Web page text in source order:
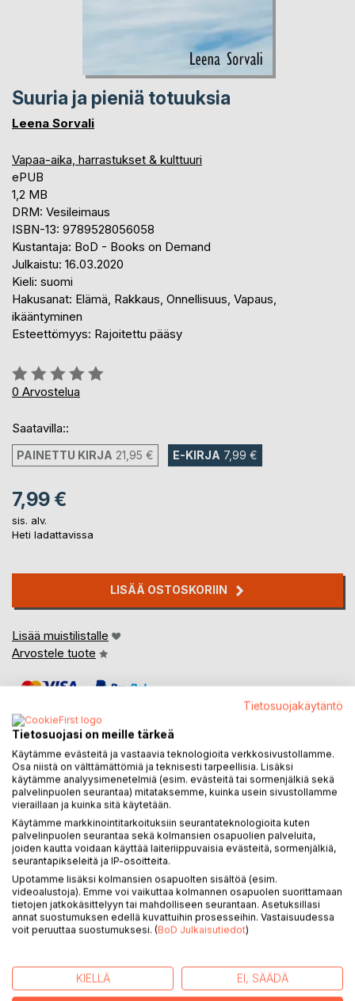
Suuria ja pieniä totuuksia
Leena Sorvali
Vapaa-aika, harrastukset & kulttuuri
ePUB
1,2 MB
DRM: Vesileimaus
ISBN-13: 9789528056058
Kustantaja: BoD - Books on Demand
Julkaistu: 16.03.2020
Kieli: suomi
Hakusanat: Elämä, Rakkaus, Onnellisuus, Vapaus,
ikääntyminen
Esteettömyys: Rajoitettu pääsy
Arvostelu::
0%
0 Arvostelua
Saatavilla::
PAINETTU KIRJA 21,95 € E-KIRJA 7,99 €
7,99 €
sis. alv.
Heti ladattavissa
LISÄÄ OSTOSKORIIN
Lisää muistilistalle
Arvostele tuote
KUVAUS
Elämänmakuisia totuuksia
Kokoelma eri kirjoittajien omia ja lainaamia totuuksia.
Sanontoja, oivalluksia, ajatelmia, mietelmiä, mietelauseita ja
runonpätkiä. Juhlavia ja arkikielisiä ilmaisuja elämästä.
Laidasta laitaan. Oman elämän päivityksiin, lahjakirjaksi
kaikenikäisille.
Elämästä
Tietosuojakäytäntö
Tietosuojasi on meille tärkeä
Käytämme evästeitä ja vastaavia teknologioita verkkosivustollamme.
Osa niistä on välttämättömiä ja teknisesti tarpeellisia. Lisäksi
käytämme analyysimenetelmiä (esim. evästeitä tai sormenjälkiä sekä
palvelinpuolen seurantaa) mitataksemme, kuinka usein sivustollamme
vieraillaan ja kuinka sitä käytetään.
Käytämme markkinointitarkoituksiin seurantateknologioita kuten
palvelinpuolen seurantaa sekä kolmansien osapuolien palveluita,
joiden kautta voidaan käyttää laiteriippuvaisia evästeitä, sormenjälkiä,
seurantapikseleitä ja IP-osoitteita.
Upotamme lisäksi kolmansien osapuolten sisältöä (esim.
videoalustoja). Emme voi vaikuttaa kolmannen osapuolen suorittamaan
tietojen jatkokäsittelyyn tai mahdolliseen seurantaan. Asetuksillasi
annat suostumuksen edellä kuvattuihin prosesseihin. Vastaisuudessa
voit peruuttaa suostumuksesi. (BoD Julkaisutiedot)
KIELLÄ EI, SÄÄDÄ